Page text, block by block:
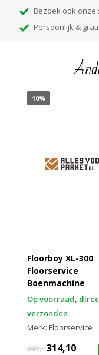
Bezoek ook onze
Persoonlijk &
10%
Floorboy XL-300
Floorservice
Boenmachine
Op voorraad,
verzonden
Merk: Floorservice
349,- 314,10